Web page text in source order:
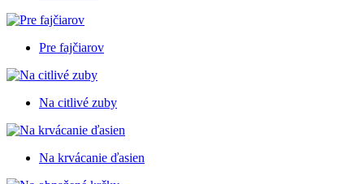
Pre fajčiarov
Na citlivé zuby
Na krvácanie ďasien